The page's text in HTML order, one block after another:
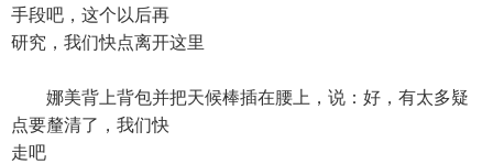
手段吧，这个以后再
研究，我们快点离开这里
娜美背上背包并把天候棒插在腰上，说：好，有太多疑
点要釐清了，我们快
走吧